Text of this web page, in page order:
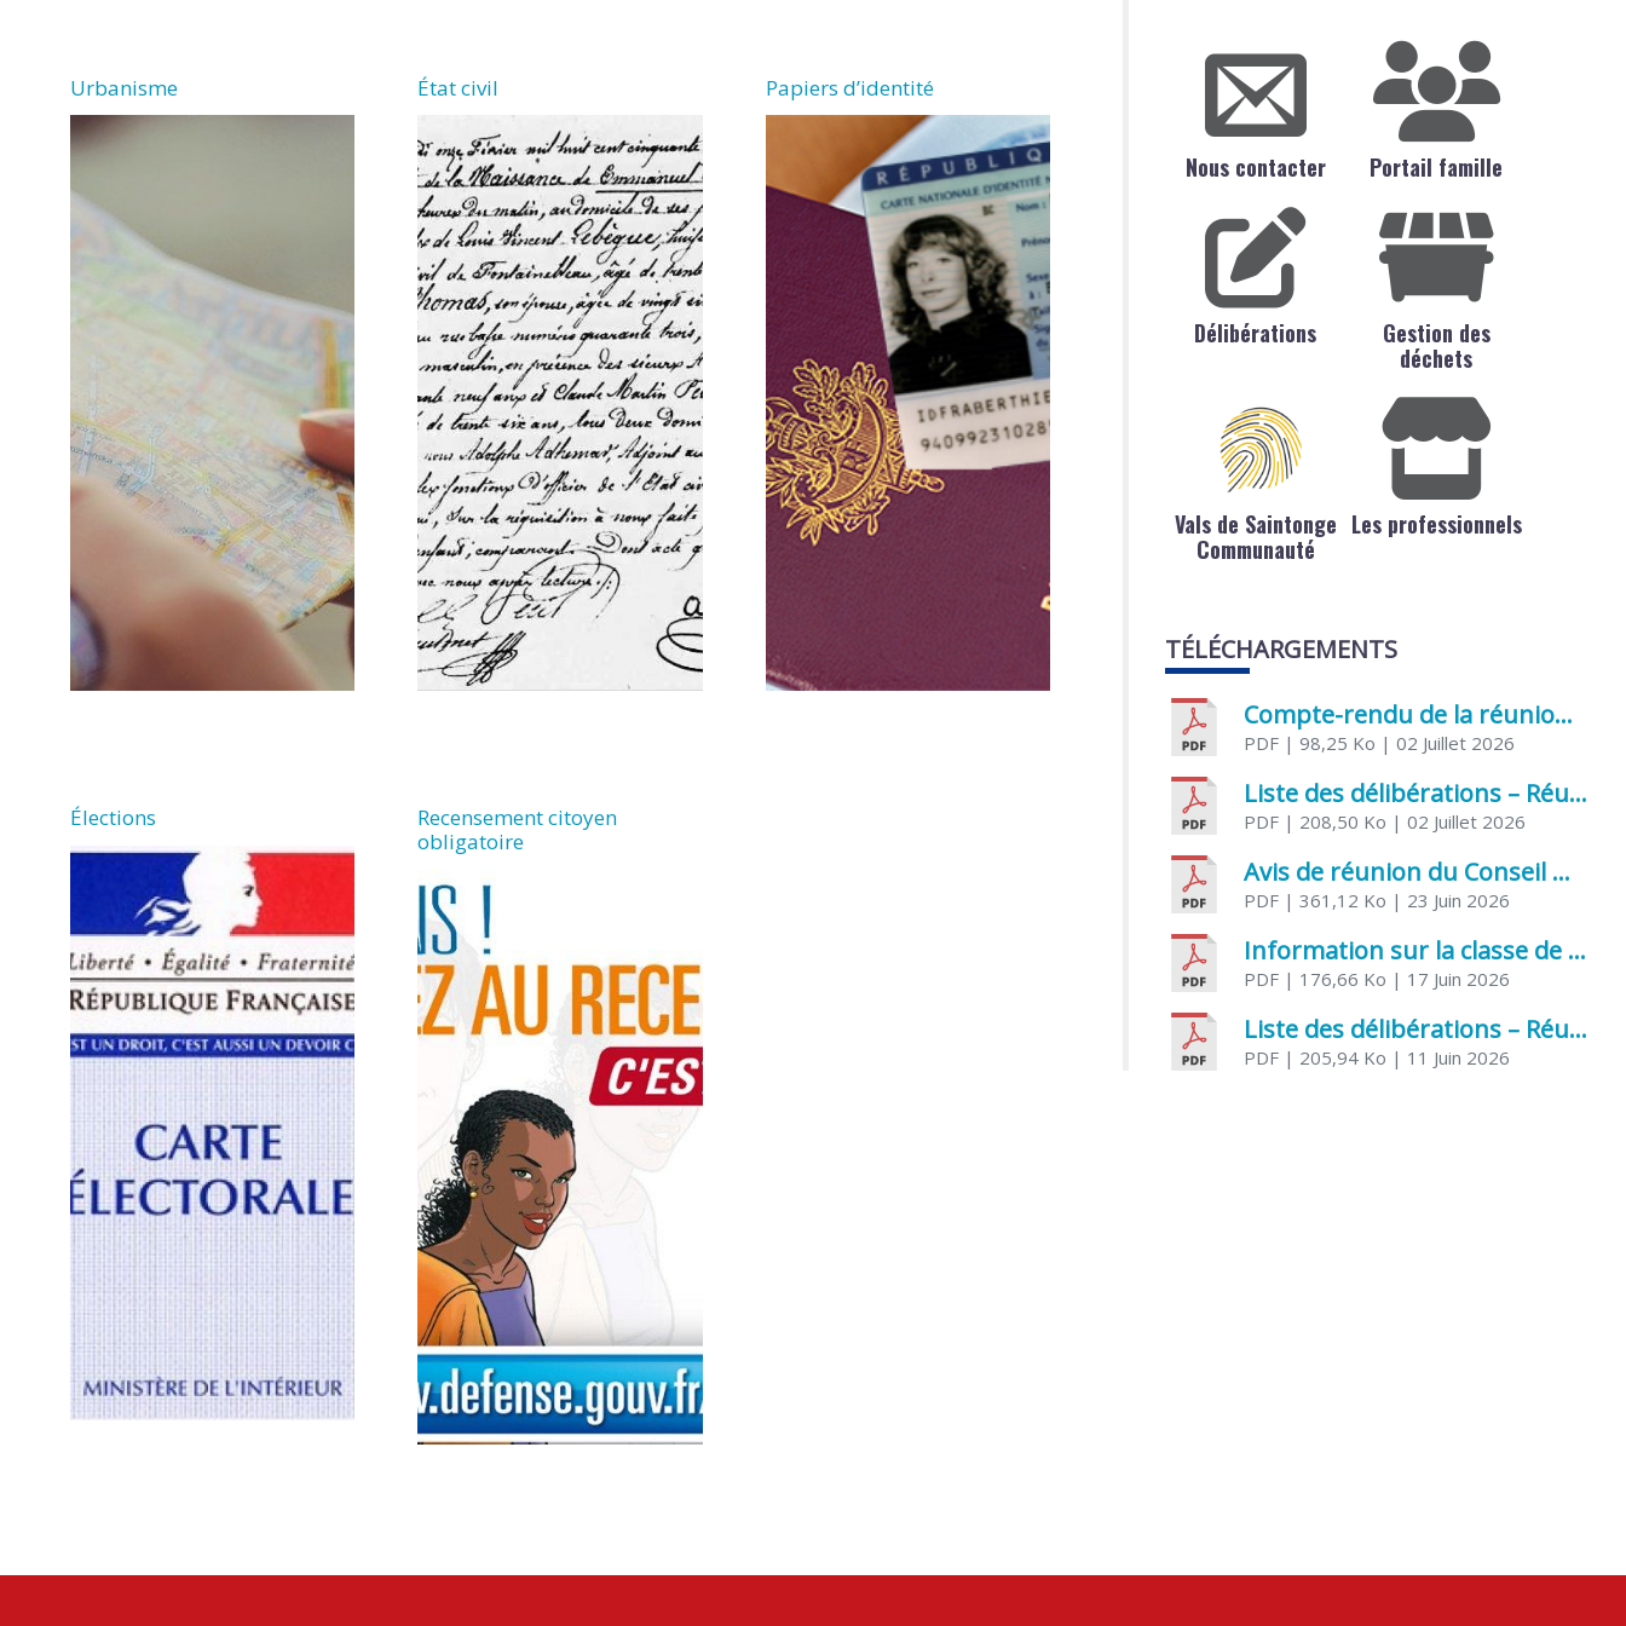
Urbanisme État civil Papiers d’identité
Élections
Recensement citoyen
obligatoire
Nous contacter Portail famille
Délibérations
Gestion des
déchets
Vals de Saintonge
Communauté
Les professionnels
TÉLÉCHARGEMENTS
Compte-rendu de la réunion du Conseil municipal du 05 juin 2026
PDF | 98,25 Ko | 02 Juillet 2026
Liste des délibérations – Réunion du Conseil municipal du 1er juillet 2026
PDF | 208,50 Ko | 02 Juillet 2026
Avis de réunion du Conseil municipal du 1er juillet 2026
PDF | 361,12 Ko | 23 Juin 2026
Information sur la classe de Très petite section à Saint Jean d’Angély
PDF | 176,66 Ko | 17 Juin 2026
Liste des délibérations – Réunion du Conseil municipal du 05 juin 2026
PDF | 205,94 Ko | 11 Juin 2026